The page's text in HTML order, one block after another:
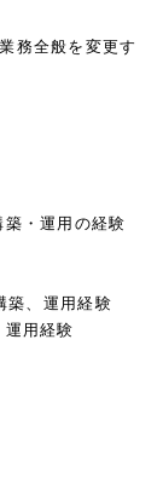
務全般を変更す
・運用の経験
、運用経験
用経験